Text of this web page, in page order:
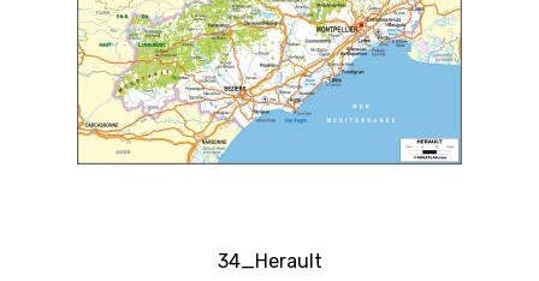
34_Herault